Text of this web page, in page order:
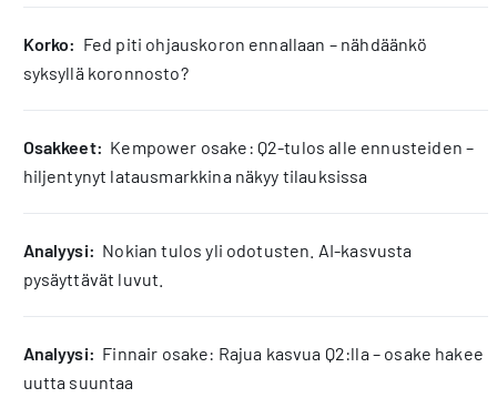
korko: Fed piti ohjauskoron ennallaan – nähdäänkö
syksyllä koronnosto?
osakkeet: Kempower osake: Q2-tulos alle ennusteiden –
hiljentynyt latausmarkkina näkyy tilauksissa
analyysi: Nokian tulos yli odotusten. AI-kasvusta
pysäyttävät luvut.
analyysi: Finnair osake: Rajua kasvua Q2:lla – osake hakee
uutta suuntaa